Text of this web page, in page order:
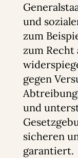
und
zum
zum
gegen
und
sicheren
garantiert.